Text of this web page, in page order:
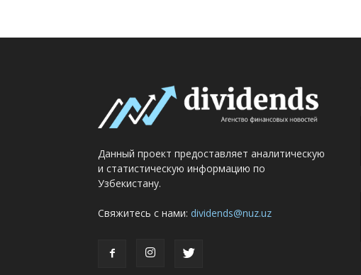
Данный проект предоставляет аналитическую
и статистическую информацию по
Узбекистану.
Свяжитесь с нами: dividends@nuz.uz